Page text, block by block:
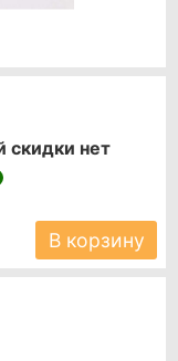
скидки нет
В корзину